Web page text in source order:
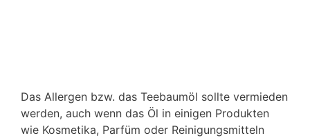
Das Allergen bzw. das Teebaumöl sollte vermieden
werden, auch wenn das Öl in einigen Produkten
wie Kosmetika, Parfüm oder Reinigungsmitteln